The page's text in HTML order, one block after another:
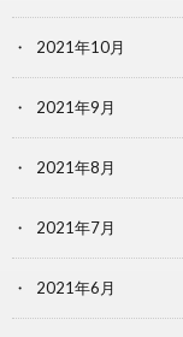
2021年10月
2021年9月
2021年8月
2021年7月
2021年6月